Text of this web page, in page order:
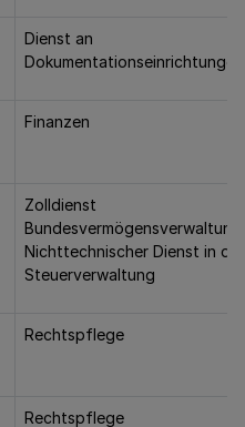
Dienst an
Dokumentationseinrichtungen
Finanzen
Zolldienst
Bundesvermögensverwaltung
Nichttechnischer Dienst in der
Steuerverwaltung
Rechtspflege
Rechtspflege